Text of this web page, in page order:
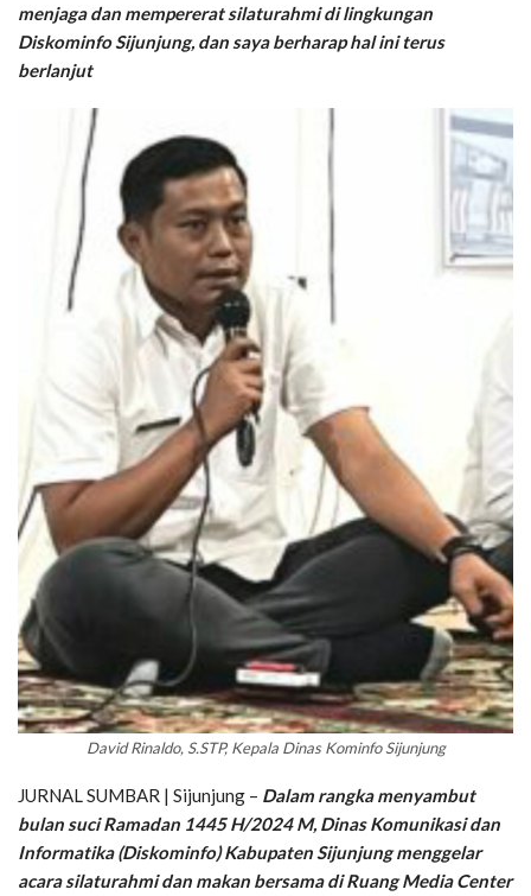
menjaga dan mempererat silaturahmi di lingkungan
Diskominfo Sijunjung, dan saya berharap hal ini terus
berlanjut
David Rinaldo, S.STP, Kepala Dinas Kominfo Sijunjung
JURNAL SUMBAR | Sijunjung – Dalam rangka menyambut
bulan suci Ramadan 1445 H/2024 M, Dinas Komunikasi dan
Informatika (Diskominfo) Kabupaten Sijunjung menggelar
acara silaturahmi dan makan bersama di Ruang Media Center